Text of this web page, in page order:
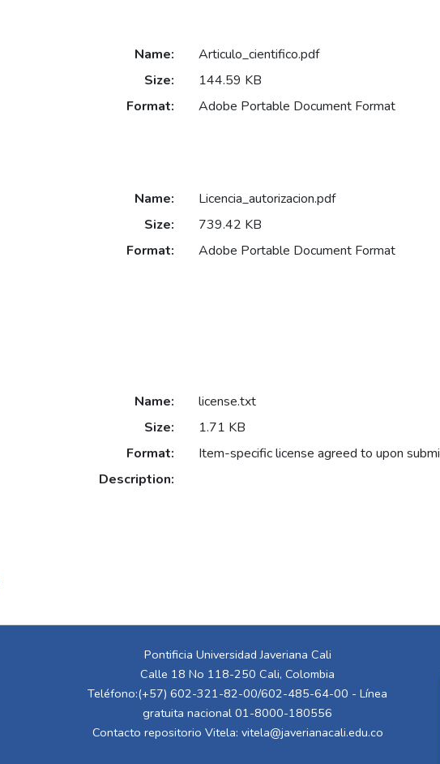
Name:
Articulo_cientifico.pdf
Size:
144.59 KB
Format:
Adobe Portable Document Format
Name:
Licencia_autorizacion.pdf
Size:
739.42 KB
Format:
Adobe Portable Document Format
Name:
license.txt
Size:
1.71 KB
Format:
Item-specific license agreed to upon
Description:
Pontificia Universidad Javeriana Cali
Calle 18 No 118-250 Cali, Colombia
Teléfono:(+57) 602-321-82-00/602-485-64-00 - Línea
gratuita nacional 01-8000-180556
Contacto repositorio Vitela: vitela@javerianacali.edu.co